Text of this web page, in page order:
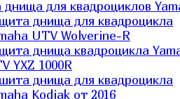
для квадроциклов
днища для квадроцикла
UTV Wolverine-R
днища квадроцикла
YXZ 1000R
днища для квадроцикла
Kodiak от 2016